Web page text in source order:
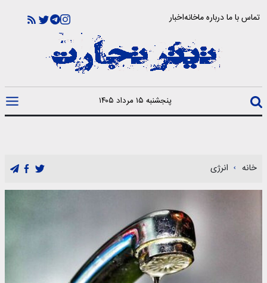
تماس با مادرباره ماخانهاخبار
پنجشنبه ۱۵ مرداد ۱۴۰۵
خانه انرژی